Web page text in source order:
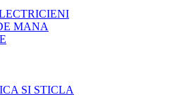
MANA
SI STICLA